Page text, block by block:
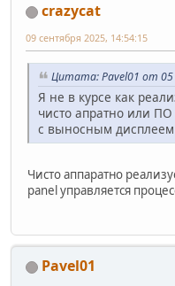
crazycat
09 сентября 2025, 14:54:15
Цитата: Pavel01 от 05
Я не в курсе как
чисто апратно или
с выносным дисплеем
Чисто аппаратно
panel управляется
Pavel01